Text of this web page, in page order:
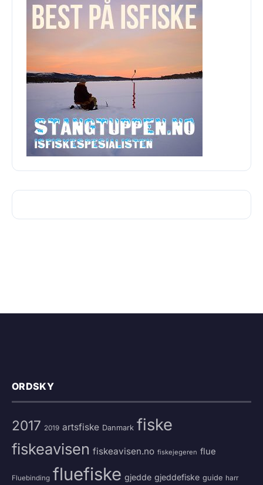
ORDSKY
2017 2019 artsfiske Danmark fiske
fiskeavisen fiskeavisen.no fiskejegeren flue
Fluebinding fluefiske gjedde gjeddefiske guide harr